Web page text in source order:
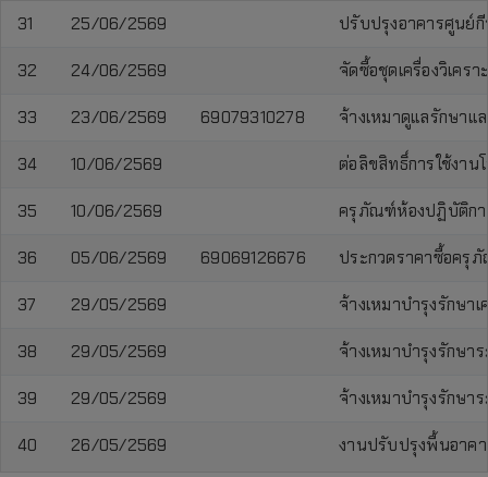
31 25/06/2569 ปรับปรุงอาคารศูนย์
32 24/06/2569 จัดซื้อชุดเครื่องวิเคร
33 23/06/2569 69079310278 จ้างเหมาดูแลรักษา
34 10/06/2569 ต่อลิขสิทธิ์การใช้งา
35 10/06/2569 ครุภัณฑ์ห้องปฏิบัติกา
36 05/06/2569 69069126676 ประกวดราคาซื้อครุ
37 29/05/2569 จ้างเหมาบำรุงรักษา
38 29/05/2569 จ้างเหมาบำรุงรักษา
39 29/05/2569 จ้างเหมาบำรุงรักษา
40 26/05/2569 งานปรับปรุงพื้นอาค